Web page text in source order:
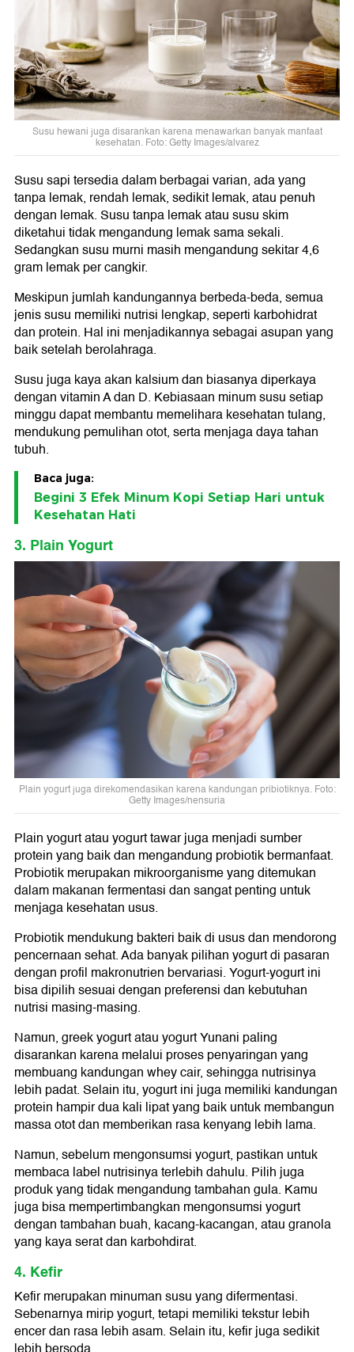
Susu hewani juga disarankan karena menawarkan banyak manfaat
kesehatan. Foto: Getty Images/alvarez
Susu sapi tersedia dalam berbagai varian, ada yang
tanpa lemak, rendah lemak, sedikit lemak, atau penuh
dengan lemak. Susu tanpa lemak atau susu skim
diketahui tidak mengandung lemak sama sekali.
Sedangkan susu murni masih mengandung sekitar 4,6
gram lemak per cangkir.
Meskipun jumlah kandungannya berbeda-beda, semua
jenis susu memiliki nutrisi lengkap, seperti karbohidrat
dan protein. Hal ini menjadikannya sebagai asupan yang
baik setelah berolahraga.
Susu juga kaya akan kalsium dan biasanya diperkaya
dengan vitamin A dan D. Kebiasaan minum susu setiap
minggu dapat membantu memelihara kesehatan tulang,
mendukung pemulihan otot, serta menjaga daya tahan
tubuh.
Baca juga:
Begini 3 Efek Minum Kopi Setiap Hari untuk
Kesehatan Hati
3. Plain Yogurt
Plain yogurt juga direkomendasikan karena kandungan pribiotiknya. Foto:
Getty Images/nensuria
Plain yogurt atau yogurt tawar juga menjadi sumber
protein yang baik dan mengandung probiotik bermanfaat.
Probiotik merupakan mikroorganisme yang ditemukan
dalam makanan fermentasi dan sangat penting untuk
menjaga kesehatan usus.
Probiotik mendukung bakteri baik di usus dan mendorong
pencernaan sehat. Ada banyak pilihan yogurt di pasaran
dengan profil makronutrien bervariasi. Yogurt-yogurt ini
bisa dipilih sesuai dengan preferensi dan kebutuhan
nutrisi masing-masing.
Namun, greek yogurt atau yogurt Yunani paling
disarankan karena melalui proses penyaringan yang
membuang kandungan whey cair, sehingga nutrisinya
lebih padat. Selain itu, yogurt ini juga memiliki kandungan
protein hampir dua kali lipat yang baik untuk membangun
massa otot dan memberikan rasa kenyang lebih lama.
Namun, sebelum mengonsumsi yogurt, pastikan untuk
membaca label nutrisinya terlebih dahulu. Pilih juga
produk yang tidak mengandung tambahan gula. Kamu
juga bisa mempertimbangkan mengonsumsi yogurt
dengan tambahan buah, kacang-kacangan, atau granola
yang kaya serat dan karbohdirat.
4. Kefir
Kefir merupakan minuman susu yang difermentasi.
Sebenarnya mirip yogurt, tetapi memiliki tekstur lebih
encer dan rasa lebih asam. Selain itu, kefir juga sedikit